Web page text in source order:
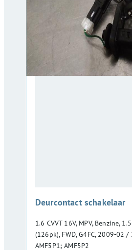
Deurcontact schakelaar
1.6 CVVT 16V, MPV, Benzine,
(126pk), FWD, G4FC, 2009-02
AMF5P1; AMF5P2